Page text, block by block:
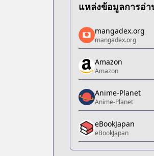
แหล่งข้อมูลการอ่า
mangadex.org
mangadex.org
https://
Amazon
Amazon
https://
Anime-Planet
Anime-Planet
https://
eBookJapan
eBookJapan
mangadex.org
mangadex.org
Amazon
Amazon
Anime-Planet
Anime-Planet
eBookJapan
eBookJapan